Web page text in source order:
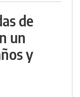
de
un
y